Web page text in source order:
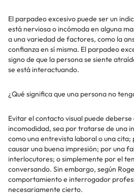
El parpadeo excesivo puede ser un
está nerviosa o incómoda en alguna
a una variedad de factores, como la
confianza en sí misma. El parpadeo
signo de que la persona se siente
se está interactuando.
¿Qué significa que una persona no
Evitar el contacto visual puede deberse
incomodidad, sea por tratarse de una
como una entrevista laboral o una cita;
causar una buena impresión; por una
interlocutores; o simplemente por el
conversando. Sin embargo, según
comportamiento e interrogador
necesariamente cierto.